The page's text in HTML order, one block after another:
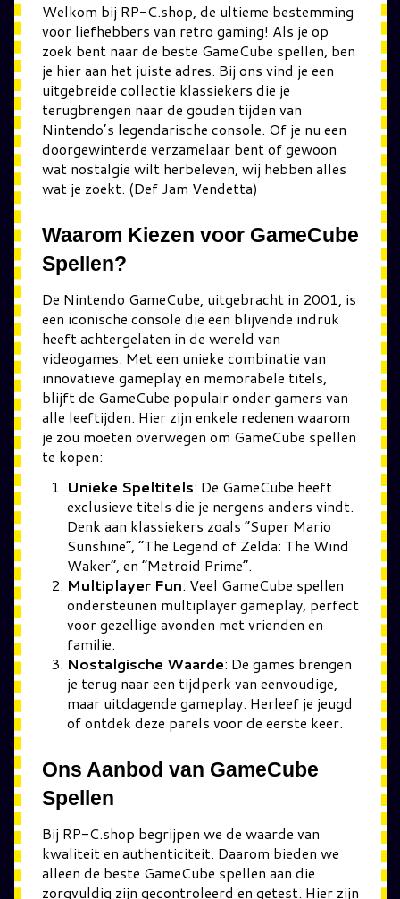
Welkom bij RP-C.shop, de ultieme bestemming
voor liefhebbers van retro gaming! Als je op
zoek bent naar de beste GameCube spellen, ben
je hier aan het juiste adres. Bij ons vind je een
uitgebreide collectie klassiekers die je
terugbrengen naar de gouden tijden van
Nintendo’s legendarische console. Of je nu een
doorgewinterde verzamelaar bent of gewoon
wat nostalgie wilt herbeleven, wij hebben alles
wat je zoekt. (Def Jam Vendetta)
Waarom Kiezen voor GameCube
Spellen?
De Nintendo GameCube, uitgebracht in 2001, is
een iconische console die een blijvende indruk
heeft achtergelaten in de wereld van
videogames. Met een unieke combinatie van
innovatieve gameplay en memorabele titels,
blijft de GameCube populair onder gamers van
alle leeftijden. Hier zijn enkele redenen waarom
je zou moeten overwegen om GameCube spellen
te kopen:
Unieke Speltitels: De GameCube heeft
exclusieve titels die je nergens anders vindt.
Denk aan klassiekers zoals “Super Mario
Sunshine”, “The Legend of Zelda: The Wind
Waker”, en “Metroid Prime”.
Multiplayer Fun: Veel GameCube spellen
ondersteunen multiplayer gameplay, perfect
voor gezellige avonden met vrienden en
familie.
Nostalgische Waarde: De games brengen
je terug naar een tijdperk van eenvoudige,
maar uitdagende gameplay. Herleef je jeugd
of ontdek deze parels voor de eerste keer.
Ons Aanbod van GameCube
Spellen
Bij RP-C.shop begrijpen we de waarde van
kwaliteit en authenticiteit. Daarom bieden we
alleen de beste GameCube spellen aan die
zorgvuldig zijn gecontroleerd en getest. Hier zijn